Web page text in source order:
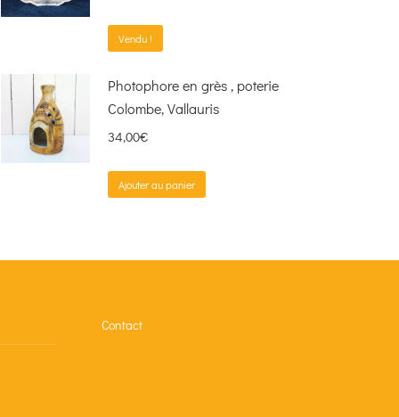
Vendu !
Photophore en grès , poterie
Colombe, Vallauris
34,00€
Ajouter au panier
Contact